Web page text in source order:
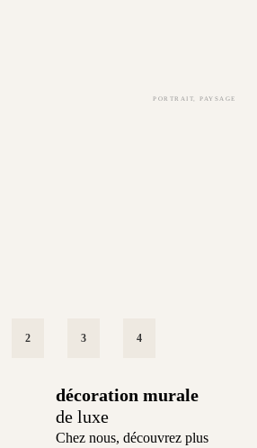
PORTRAIT PAYSAGE
2 3 4
décoration murale
de luxe
Chez nous, découvrez plus